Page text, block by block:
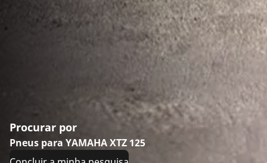
Procurar por
Pneus para YAMAHA XTZ 125